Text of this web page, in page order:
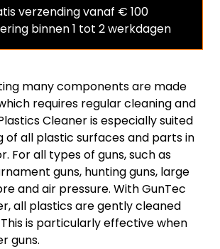
many components are made
requires regular cleaning and
Cleaner is especially suited
of all plastic surfaces and parts in
For all types of guns, such as
guns, hunting guns, large
and air pressure. With GunTec
all plastics are gently cleaned
is particularly effective when
guns.
verzending vanaf € 100
binnen 1 tot 2 werkdagen